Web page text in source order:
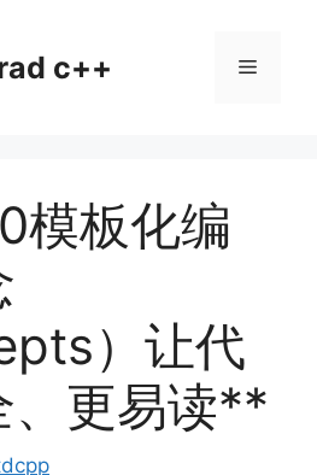
c++ 菜
板化编
）让代
、更易读**